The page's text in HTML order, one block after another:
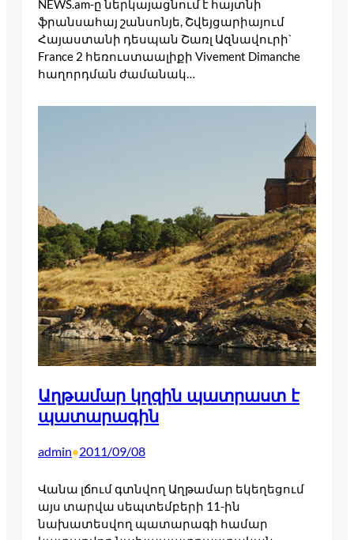
NEWS.am-ը ներկայացնում է հայտնի
ֆրանսահայ շանսոնյե, Շվեյցարիայում
Հայաստանի դեսպան Շառլ Ազնավուրի`
France 2 հեռուստաալիքի Vivement Dimanche
հաղորդման ժամանակ…
Աղթամար կղզին պատրաստ է
պատարագին
admin•2011/09/08
Վանա լճում գտնվող Աղթամար եկեղեցում
այս տարվա սեպտեմբերի 11-ին
նախատեսվող պատարագի համար